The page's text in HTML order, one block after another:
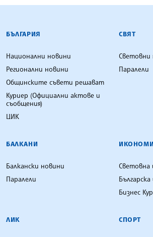
БЪЛГАРСКА
БЪЛГАРИЯ
Национални новини
Регионални новини
Общинските съвети решават
Куриер (Официални актове и
съобщения)
ЦИК
СВЯТ
Световни
Паралели
БАЛКАНИ
Балкански новини
Паралели
Световна
Бизнес
ЛИК СПОРТ